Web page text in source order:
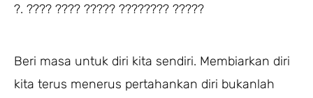
?. ???? ???? ????? ???????? ?????
Beri masa untuk diri kita sendiri. Membiarkan diri
kita terus menerus pertahankan diri bukanlah